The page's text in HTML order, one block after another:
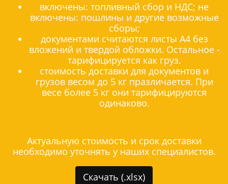
включены: топливный сбор и НДС; не
включены: пошлины и другие возможные
сборы;
документами считаются листы А4 без
вложений и твердой обложки. Остальное -
тарифицируется как груз.
стоимость доставки для документов и
грузов весом до 5 кг празличается. При
весе более 5 кг они тарифицируются
одинаково.
Актуальную стоимость и срок доставки
необходимо уточнять у наших специалистов.
Скачать (.xlsx)